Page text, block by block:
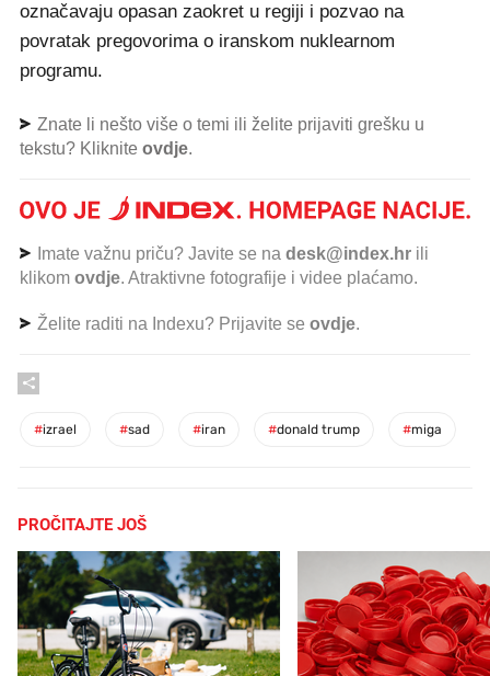
označavaju opasan zaokret u regiji i pozvao na
povratak pregovorima o iranskom nuklearnom
programu.
Znate li nešto više o temi ili želite prijaviti grešku u
tekstu? Kliknite ovdje.
Imate važnu priču? Javite se na desk@index.hr ili
klikom ovdje. Atraktivne fotografije i videe plaćamo.
Želite raditi na Indexu? Prijavite se ovdje.
#izrael #sad #iran #donald trump #miga
PROČITAJTE JOŠ